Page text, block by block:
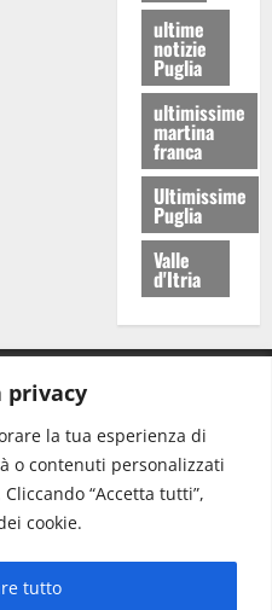
privacy
la tua esperienza di
o contenuti personalizzati
“Accetta tutti”,
cookie.
tutto
ultime
notizie
Puglia
ultimissime
martina
franca
Ultimissime
Puglia
Valle
d'Itria